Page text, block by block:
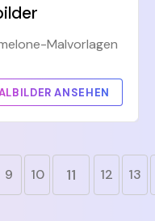
Malvorlagen
ANSEHEN
9 10 11 12 13